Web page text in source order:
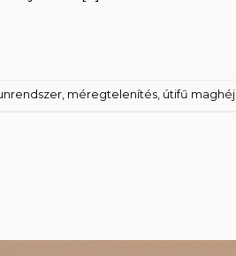
méregtelenítés útifű maghéj